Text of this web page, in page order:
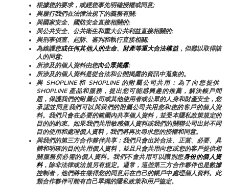
根據您的要求，或經您事先明確授權或同意;
與履行我們在法律法規下的義務有關;
與國家安全、國防安全直接相關的;
與公共安全、公共衛生和重大公共利益直接相關的;
與刑事偵查、起訴、審判和執行直接相關;
為維護您或任何其他人的生命、財產等重大合法權益，但難以取得該
人的同意;
所涉及的個人資料由您向公眾揭露;
所涉及的個人資料是從合法和公開揭露的資訊中蒐集的。
與 SHOPLINE 和 SHOPLINE 的附屬公司共用：為了向您提供
SHOPLINE 產品和服務，提出您可能感興趣的推薦，解決帳戶問
題，保護我們的附屬公司或其他使用者或公眾的人身和財產安全，您
承認並同意我們可以與我們的附屬公司共用您和您的客戶的個人資
料。我們只會在必要的範圍內共享個人資料，並受本隱私政策規定的
目的的約束。如果我們共用敏感個人資料或我們的關聯公司出於不同
目的使用和處理個人資料，我們將再次尋求您的授權和同意。
與我們的第三方合作夥伴共享：我們只會出於合法、正當、必要、具
體和明確的目的共用個人資料，並且只會共用向您或您的客戶提供相
關服務所必需的個人資料。我們不會共用可以識別您身份的個人資
料，除非法律或法規另有規定。通常，這些第三方合作夥伴也是數據
控制者，他們將在徵得您的同意后在自己的帳戶中處理個人資料。此
類合作夥伴可能有自己單獨的隱私政策和用戶協定。